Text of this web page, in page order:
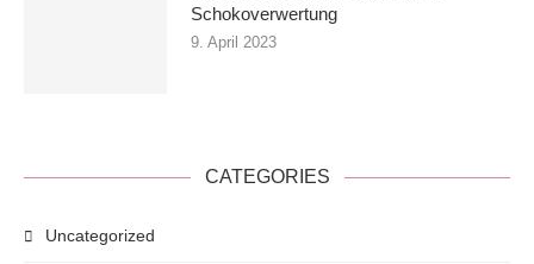
Schokoverwertung
9. April 2023
CATEGORIES
Uncategorized